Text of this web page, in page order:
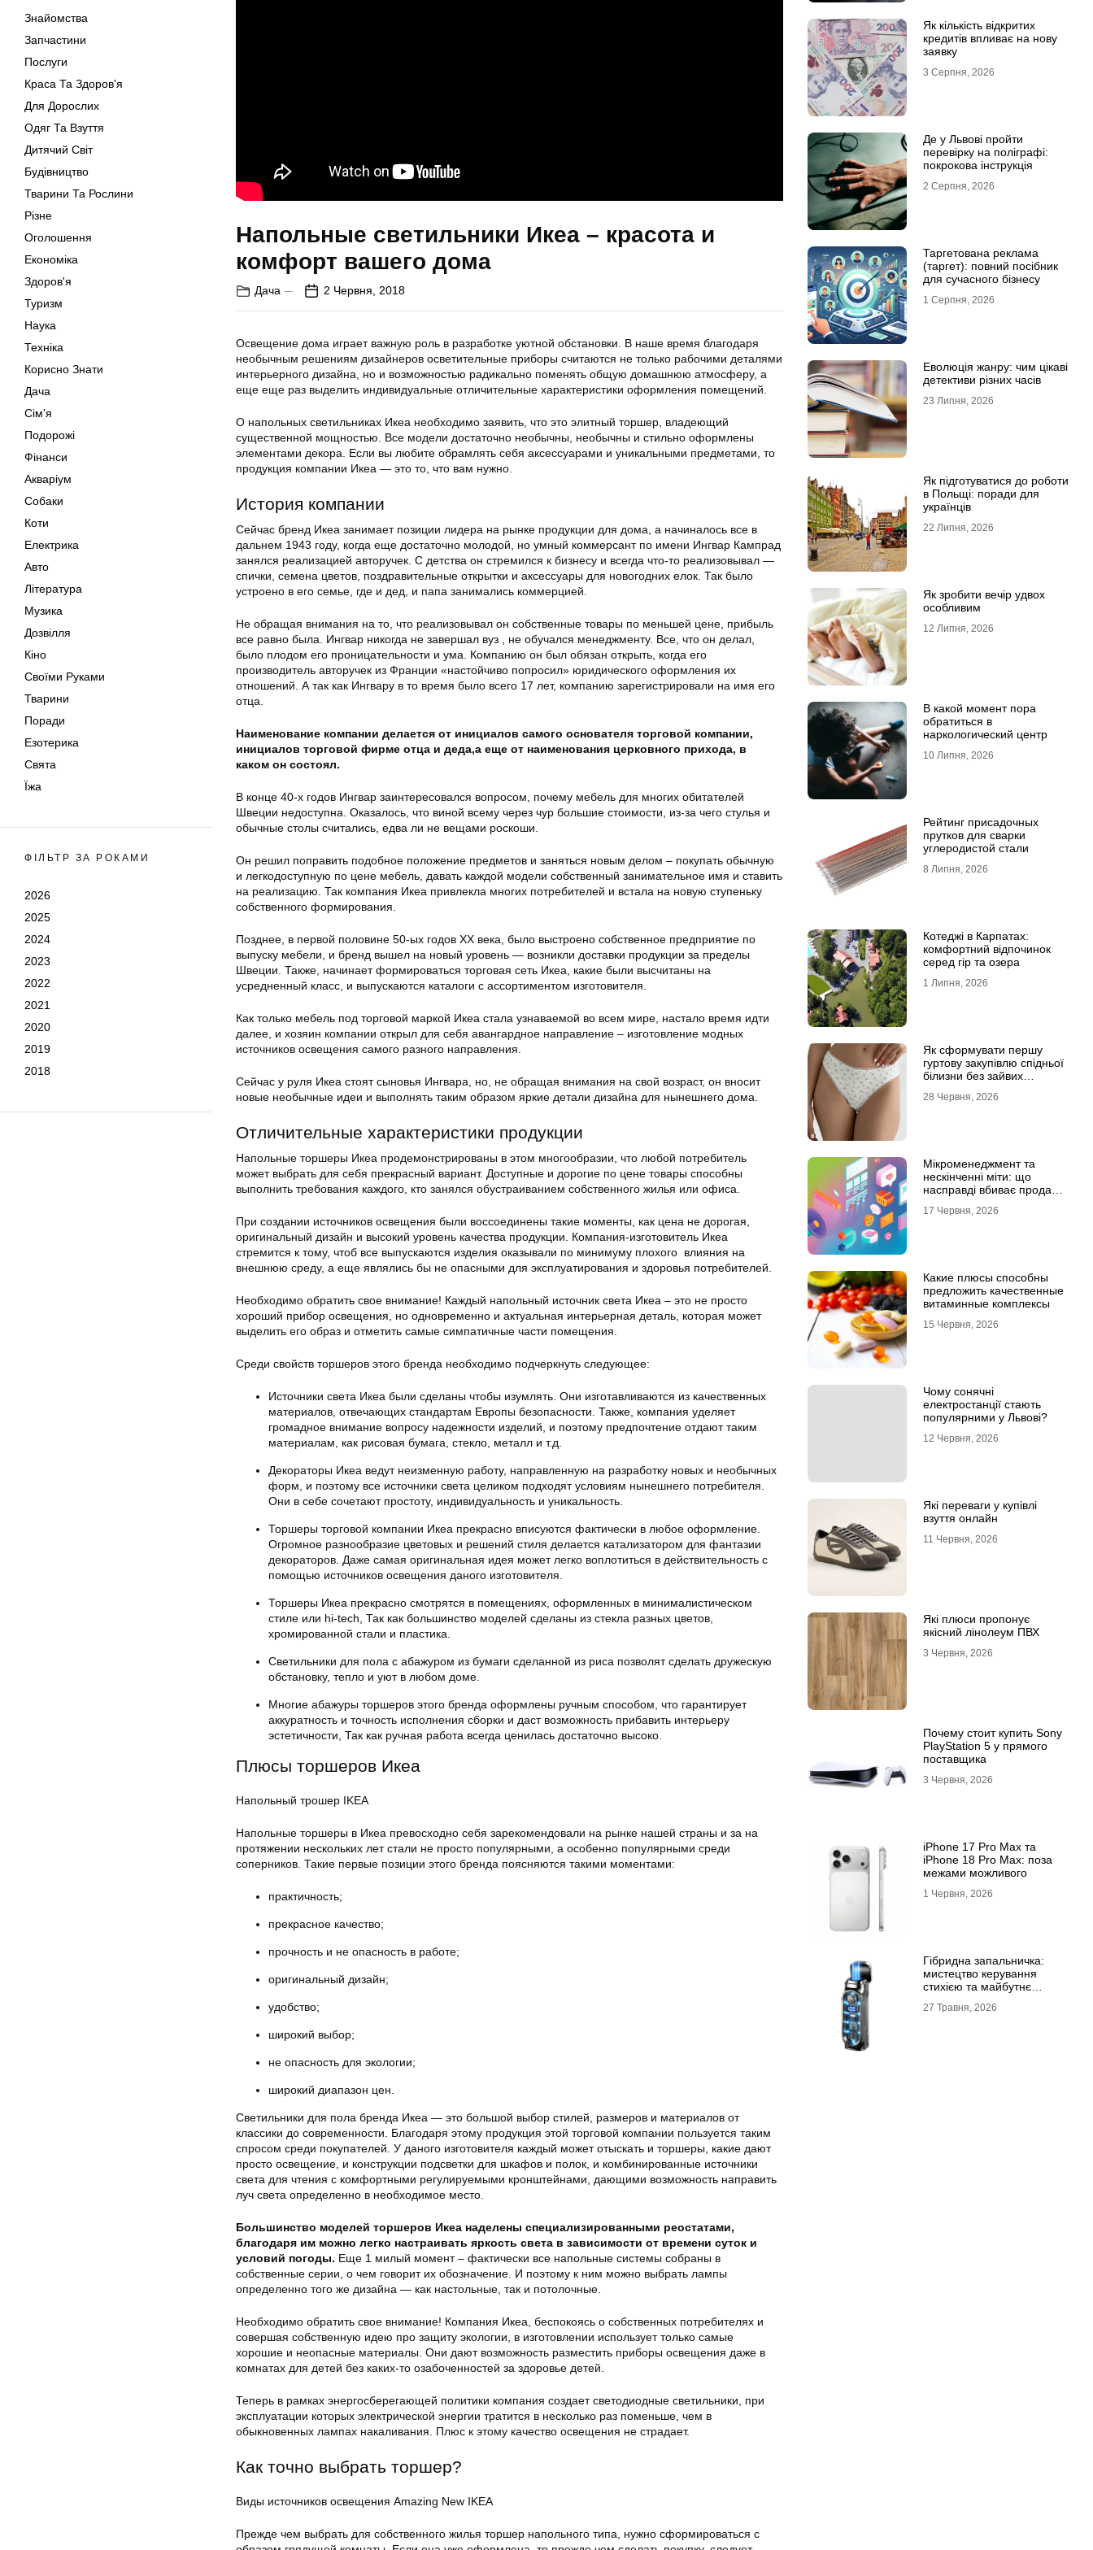
Знайомства
Запчастини
Послуги
Краса Та Здоров'я
Для Дорослих
Одяг Та Взуття
Дитячий Світ
Будівництво
Тварини Та Рослини
Різне
Оголошення
Економіка
Здоров'я
Туризм
Наука
Техніка
Корисно Знати
Дача
Сім'я
Подорожі
Фінанси
Акваріум
Собаки
Коти
Електрика
Авто
Література
Музика
Дозвілля
Кіно
Своїми Руками
Тварини
Поради
Езотерика
Свята
Їжа
ФІЛЬТР ЗА РОКАМИ
2026
2025
2024
2023
2022
2021
2020
2019
2018
Напольные светильники Икеа – красота и
комфорт вашего дома
Дача 2 Червня, 2018
Освещение дома играет важную роль в разработке уютной обстановки. В наше время благодаря
необычным решениям дизайнеров осветительные приборы считаются не только рабочими деталями
интерьерного дизайна, но и возможностью радикально поменять общую домашнюю атмосферу, а
еще еще раз выделить индивидуальные отличительные характеристики оформления помещений.
О напольных светильниках Икеа необходимо заявить, что это элитный торшер, владеющий
существенной мощностью. Все модели достаточно необычны, необычны и стильно оформлены
элементами декора. Если вы любите обрамлять себя аксессуарами и уникальными предметами, то
продукция компании Икеа — это то, что вам нужно.
История компании
Сейчас бренд Икеа занимает позиции лидера на рынке продукции для дома, а начиналось все в
дальнем 1943 году, когда еще достаточно молодой, но умный коммерсант по имени Ингвар Кампрад
занялся реализацией авторучек. С детства он стремился к бизнесу и всегда что-то реализовывал —
спички, семена цветов, поздравительные открытки и аксессуары для новогодних елок. Так было
устроено в его семье, где и дед, и папа занимались коммерцией.
Не обращая внимания на то, что реализовывал он собственные товары по меньшей цене, прибыль
все равно была. Ингвар никогда не завершал вуз , не обучался менеджменту. Все, что он делал,
было плодом его проницательности и ума. Компанию он был обязан открыть, когда его
производитель авторучек из Франции «настойчиво попросил» юридического оформления их
отношений. А так как Ингвару в то время было всего 17 лет, компанию зарегистрировали на имя его
отца.
Наименование компании делается от инициалов самого основателя торговой компании,
инициалов торговой фирме отца и деда,а еще от наименования церковного прихода, в
каком он состоял.
В конце 40-х годов Ингвар заинтересовался вопросом, почему мебель для многих обитателей
Швеции недоступна. Оказалось, что виной всему через чур большие стоимости, из-за чего стулья и
обычные столы считались, едва ли не вещами роскоши.
Он решил поправить подобное положение предметов и заняться новым делом – покупать обычную
и легкодоступную по цене мебель, давать каждой модели собственный занимательное имя и ставить
на реализацию. Так компания Икеа привлекла многих потребителей и встала на новую ступеньку
собственного формирования.
Позднее, в первой половине 50-ых годов XX века, было выстроено собственное предприятие по
выпуску мебели, и бренд вышел на новый уровень — возникли доставки продукции за пределы
Швеции. Также, начинает формироваться торговая сеть Икеа, какие были высчитаны на
усредненный класс, и выпускаются каталоги с ассортиментом изготовителя.
Как только мебель под торговой маркой Икеа стала узнаваемой во всем мире, настало время идти
далее, и хозяин компании открыл для себя авангардное направление – изготовление модных
источников освещения самого разного направления.
Сейчас у руля Икеа стоят сыновья Ингвара, но, не обращая внимания на свой возраст, он вносит
новые необычные идеи и выполнять таким образом яркие детали дизайна для нынешнего дома.
Отличительные характеристики продукции
Напольные торшеры Икеа продемонстрированы в этом многообразии, что любой потребитель
может выбрать для себя прекрасный вариант. Доступные и дорогие по цене товары способны
выполнить требования каждого, кто занялся обустраиванием собственного жилья или офиса.
При создании источников освещения были воссоединены такие моменты, как цена не дорогая,
оригинальный дизайн и высокий уровень качества продукции. Компания-изготовитель Икеа
стремится к тому, чтоб все выпускаются изделия оказывали по минимуму плохого влияния на
внешнюю среду, а еще являлись бы не опасными для эксплуатирования и здоровья потребителей.
Необходимо обратить свое внимание! Каждый напольный источник света Икеа – это не просто
хороший прибор освещения, но одновременно и актуальная интерьерная деталь, которая может
выделить его образ и отметить самые симпатичные части помещения.
Среди свойств торшеров этого бренда необходимо подчеркнуть следующее:
Источники света Икеа были сделаны чтобы изумлять. Они изготавливаются из качественных
материалов, отвечающих стандартам Европы безопасности. Также, компания уделяет
громадное внимание вопросу надежности изделий, и поэтому предпочтение отдают таким
материалам, как рисовая бумага, стекло, металл и т.д.
Декораторы Икеа ведут неизменную работу, направленную на разработку новых и необычных
форм, и поэтому все источники света целиком подходят условиям нынешнего потребителя.
Они в себе сочетают простоту, индивидуальность и уникальность.
Торшеры торговой компании Икеа прекрасно вписуются фактически в любое оформление.
Огромное разнообразие цветовых и решений стиля делается катализатором для фантазии
декораторов. Даже самая оригинальная идея может легко воплотиться в действительность с
помощью источников освещения даного изготовителя.
Торшеры Икеа прекрасно смотрятся в помещениях, оформленных в минималистическом
стиле или hi-tech, Так как большинство моделей сделаны из стекла разных цветов,
хромированной стали и пластика.
Светильники для пола с абажуром из бумаги сделанной из риса позволят сделать дружескую
обстановку, тепло и уют в любом доме.
Многие абажуры торшеров этого бренда оформлены ручным способом, что гарантирует
аккуратность и точность исполнения сборки и даст возможность прибавить интерьеру
эстетичности, Так как ручная работа всегда ценилась достаточно высоко.
Плюсы торшеров Икеа
Напольный трошер IKEA
Напольные торшеры в Икеа превосходно себя зарекомендовали на рынке нашей страны и за на
протяжении нескольких лет стали не просто популярными, а особенно популярными среди
соперников. Такие первые позиции этого бренда поясняются такими моментами:
практичность;
прекрасное качество;
прочность и не опасность в работе;
оригинальный дизайн;
удобство;
широкий выбор;
не опасность для экологии;
широкий диапазон цен.
Светильники для пола бренда Икеа — это большой выбор стилей, размеров и материалов от
классики до современности. Благодаря этому продукция этой торговой компании пользуется таким
спросом среди покупателей. У даного изготовителя каждый может отыскать и торшеры, какие дают
просто освещение, и конструкции подсветки для шкафов и полок, и комбинированные источники
света для чтения с комфортными регулируемыми кронштейнами, дающими возможность направить
луч света определенно в необходимое место.
Большинство моделей торшеров Икеа наделены специализированными реостатами,
благодаря им можно легко настраивать яркость света в зависимости от времени суток и
условий погоды. Еще 1 милый момент – фактически все напольные системы собраны в
собственные серии, о чем говорит их обозначение. И поэтому к ним можно выбрать лампы
определенно того же дизайна — как настольные, так и потолочные.
Необходимо обратить свое внимание! Компания Икеа, беспокоясь о собственных потребителях и
совершая собственную идею про защиту экологии, в изготовлении использует только самые
хорошие и неопасные материалы. Они дают возможность разместить приборы освещения даже в
комнатах для детей без каких-то озабоченностей за здоровье детей.
Теперь в рамках энергосберегающей политики компания создает светодиодные светильники, при
эксплуатации которых электрической энергии тратится в несколько раз поменьше, чем в
обыкновенных лампах накаливания. Плюс к этому качество освещения не страдает.
Как точно выбрать торшер?
Виды источников освещения Amazing New IKEA
Прежде чем выбрать для собственного жилья торшер напольного типа, нужно сформироваться с
Як кількість відкритих
кредитів впливає на нову
заявку
3 Серпня, 2026
Де у Львові пройти
перевірку на поліграфі:
покрокова інструкція
2 Серпня, 2026
Таргетована реклама
(таргет): повний посібник
для сучасного бізнесу
1 Серпня, 2026
Еволюція жанру: чим цікаві
детективи різних часів
23 Липня, 2026
Як підготуватися до роботи
в Польщі: поради для
українців
22 Липня, 2026
Як зробити вечір удвох
особливим
12 Липня, 2026
В какой момент пора
обратиться в
наркологический центр
10 Липня, 2026
Рейтинг присадочных
прутков для сварки
углеродистой стали
8 Липня, 2026
Котеджі в Карпатах:
комфортний відпочинок
серед гір та озера
1 Липня, 2026
Як сформувати першу
гуртову закупівлю спідньої
білизни без зайвих
28 Червня, 2026
Мікроменеджмент та
нескінченні міти: що
насправді вбиває продажі
17 Червня, 2026
Какие плюсы способны
предложить качественные
витаминные комплексы
15 Червня, 2026
Чому сонячні
електростанції стають
популярними у Львові?
12 Червня, 2026
Які переваги у купівлі
взуття онлайн
11 Червня, 2026
Які плюси пропонує
якісний лінолеум ПВХ
3 Червня, 2026
Почему стоит купить Sony
PlayStation 5 у прямого
поставщика
3 Червня, 2026
iPhone 17 Pro Max та
iPhone 18 Pro Max: поза
межами можливого
1 Червня, 2026
Гібридна запальничка:
мистецтво керування
стихією та майбутнє
27 Травня, 2026